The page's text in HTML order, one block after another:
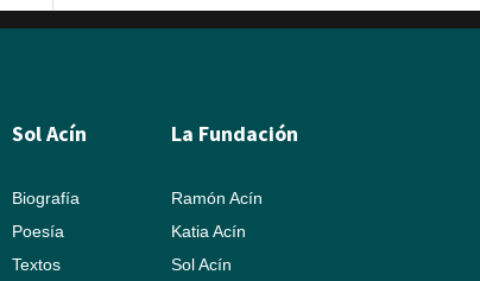
Sol Acín
Biografía
Poesía
Textos
La Fundación
Ramón Acín
Katia Acín
Sol Acín